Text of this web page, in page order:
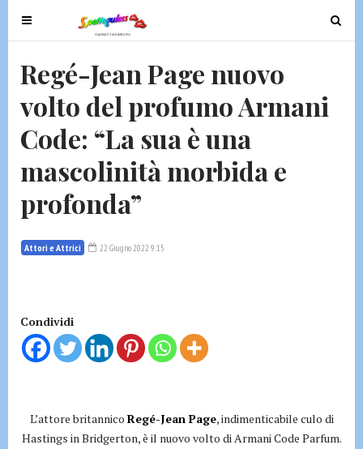
T
o
g
e
n
v
g
t
T
o
Regé-Jean Page nuovo
volto del profumo Armani
Code: “La sua è una
mascolinità morbida e
profonda”
Attori e Attrici 22 Giugno 2022 9:15
Condividi
L’attore britannico Regé-Jean Page, indimenticabile culo di
Hastings in Bridgerton, è il nuovo volto di Armani Code Parfum.